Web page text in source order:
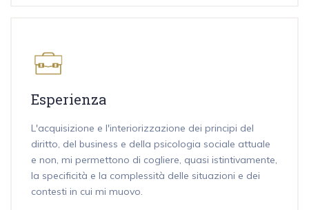
Esperienza
L'acquisizione e l'interiorizzazione dei principi del
diritto, del business e della psicologia sociale attuale
e non, mi permettono di cogliere, quasi istintivamente,
la specificità e la complessità delle situazioni e dei
contesti in cui mi muovo.